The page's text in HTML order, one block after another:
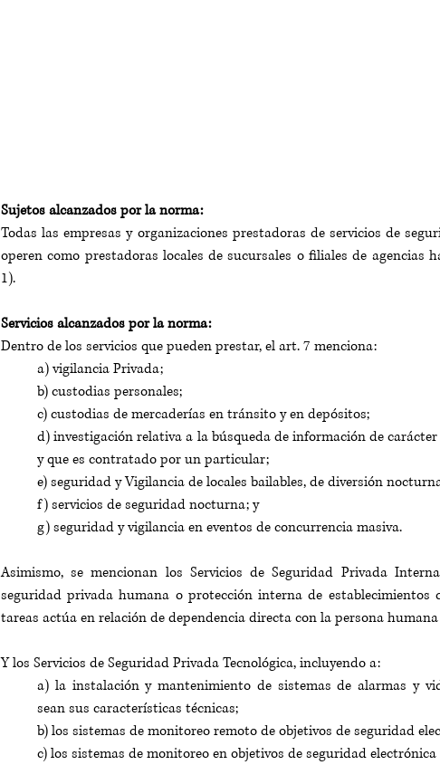
Sujetos alcanzados por la norma:
Todas las empresas y organizaciones prestadoras de servicios de
operen como prestadoras locales de sucursales o filiales de agencias
1).
Servicios alcanzados por la norma:
Dentro de los servicios que pueden prestar, el art. 7 menciona:
a) vigilancia Privada;
b) custodias personales;
c) custodias de mercaderías en tránsito y en depósitos;
d) investigación relativa a la búsqueda de información de
y que es contratado por un particular;
e) seguridad y Vigilancia de locales bailables, de diversión
f) servicios de seguridad nocturna; y
g) seguridad y vigilancia en eventos de concurrencia masiva.
Asimismo, se mencionan los Servicios de Seguridad Privada
seguridad privada humana o protección interna de establecimientos
tareas actúa en relación de dependencia directa con la persona
Y los Servicios de Seguridad Privada Tecnológica, incluyendo a:
a) la instalación y mantenimiento de sistemas de alarmas y
sean sus características técnicas;
b) los sistemas de monitoreo remoto de objetivos de seguridad
c) los sistemas de monitoreo en objetivos de seguridad